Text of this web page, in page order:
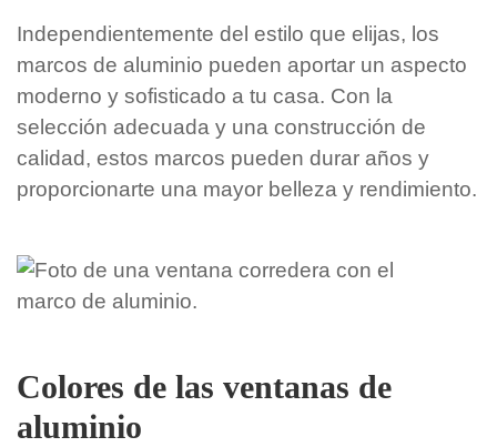
Independientemente del estilo que elijas, los
marcos de aluminio pueden aportar un aspecto
moderno y sofisticado a tu casa. Con la
selección adecuada y una construcción de
calidad, estos marcos pueden durar años y
proporcionarte una mayor belleza y rendimiento.
Colores de las ventanas de
aluminio